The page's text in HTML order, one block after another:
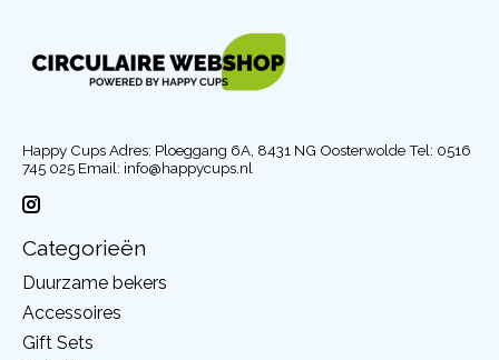
Happy Cups Adres: Ploeggang 6A, 8431 NG Oosterwolde Tel: 0516
745 025 Email: info@happycups.nl
Categorieën
Duurzame bekers
Accessoires
Gift Sets